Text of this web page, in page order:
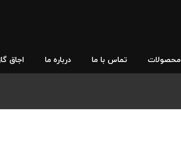
محصولات تماس با ما درباره ما اجاق